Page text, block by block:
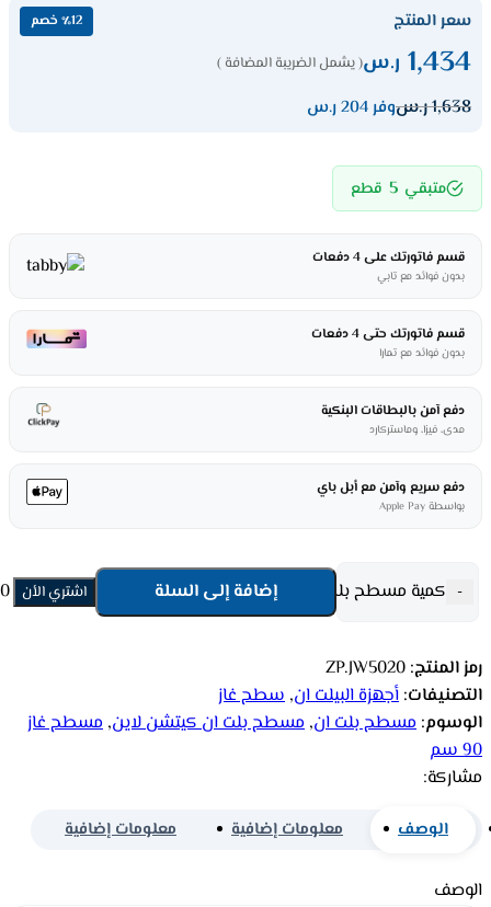
سعر المنتج ٪12 خصم
1,434 ر.س( يشمل الضريبة المضافة )
1,638ر.سوفر 204 ر.س
متبقي 5 قطع
قسم فاتورتك على 4 دفعات
بدون فوائد مع تابي
قسم فاتورتك حتى 4 دفعات
بدون فوائد مع تمارا
دفع آمن بالبطاقات البنكية
مدى، فيزا، وماستركارد
دفع سريع وآمن مع أبل باي
بواسطة Apple Pay
- كمية مسطح بلت ان كيتشن لاين غاز 90 سم 5 شعلة – ستيل ZP.JW5020
إضافة إلى السلة اشتري الأن
رمز المنتج: ZP.JW5020
التصنيفات: أجهزة البيلت ان, سطح غاز
الوسوم: مسطح بلت ان, مسطح بلت ان كيتشن لاين, مسطح غاز
90 سم
مشاركة:
الوصف معلومات إضافية معلومات إضافية
الوصف